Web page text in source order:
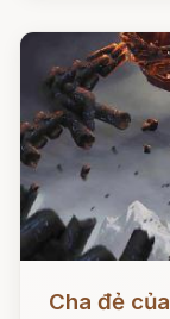
Cha đẻ